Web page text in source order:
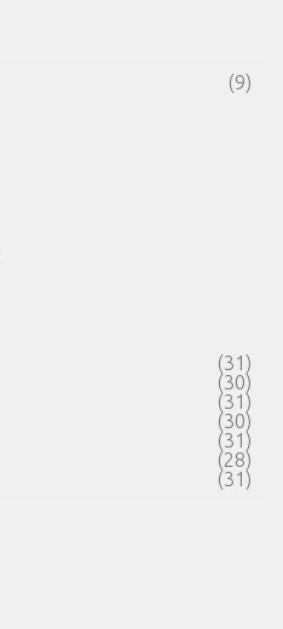
(9)
(31)
(30)
(31)
(30)
(31)
(28)
(31)